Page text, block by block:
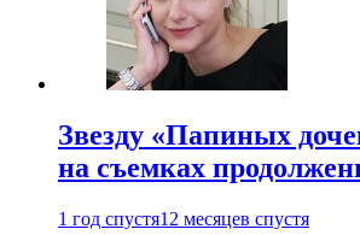
Звезду «Папиных
на съемках
1 год спустя12 месяцев спустя